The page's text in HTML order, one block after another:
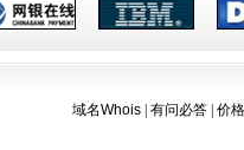
域名Whois 有问必答 价